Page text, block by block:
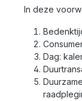
In deze
Dag: